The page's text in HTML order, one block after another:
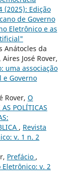
(2025): Edição
de Governo
Eletrônico e as
Anátocles da
José Rover,
uma associação
e Governo
Rover, O
POLÍTICAS
, Revista
v. 1 n. 2
Prefácio ,
v. 2